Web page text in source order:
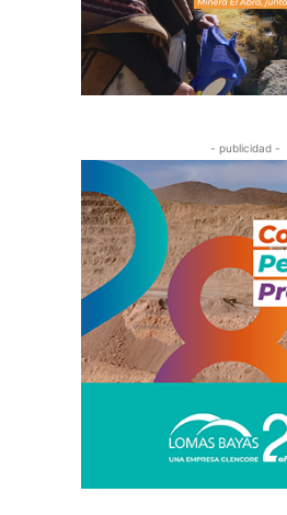
- publicidad -